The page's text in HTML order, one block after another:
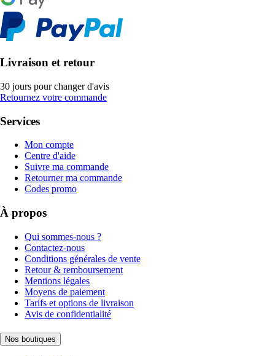
Livraison et retour
30 jours pour changer d'avis
Retournez votre commande
Services
Mon compte
Centre d'aide
Suivre ma commande
Retourner ma commande
Codes promo
À propos
Qui sommes-nous ?
Contactez-nous
Conditions générales de vente
Retour & remboursement
Mentions légales
Moyens de paiement
Tarifs et options de livraison
Avis de confidentialité
Nos boutiques